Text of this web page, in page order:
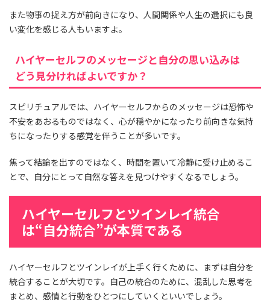
また物事の捉え方が前向きになり、人間関係や人生の選択にも良
い変化を感じる人もいますよ。
ハイヤーセルフのメッセージと自分の思い込みは
どう見分ければよいですか？
スピリチュアルでは、ハイヤーセルフからのメッセージは恐怖や
不安をあおるものではなく、心が穏やかになったり前向きな気持
ちになったりする感覚を伴うことが多いです。
焦って結論を出すのではなく、時間を置いて冷静に受け止めるこ
とで、自分にとって自然な答えを見つけやすくなるでしょう。
ハイヤーセルフとツインレイ統合
は“自分統合”が本質である
ハイヤーセルフとツインレイが上手く行くために、まずは自分を
統合することが大切です。自己の統合のために、混乱した思考を
まとめ、感情と行動をひとつにしていくといいでしょう。